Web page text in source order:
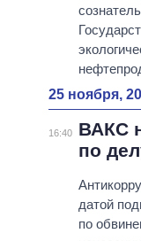
25 ноября,
16:40
ВАКС
по
датой
по